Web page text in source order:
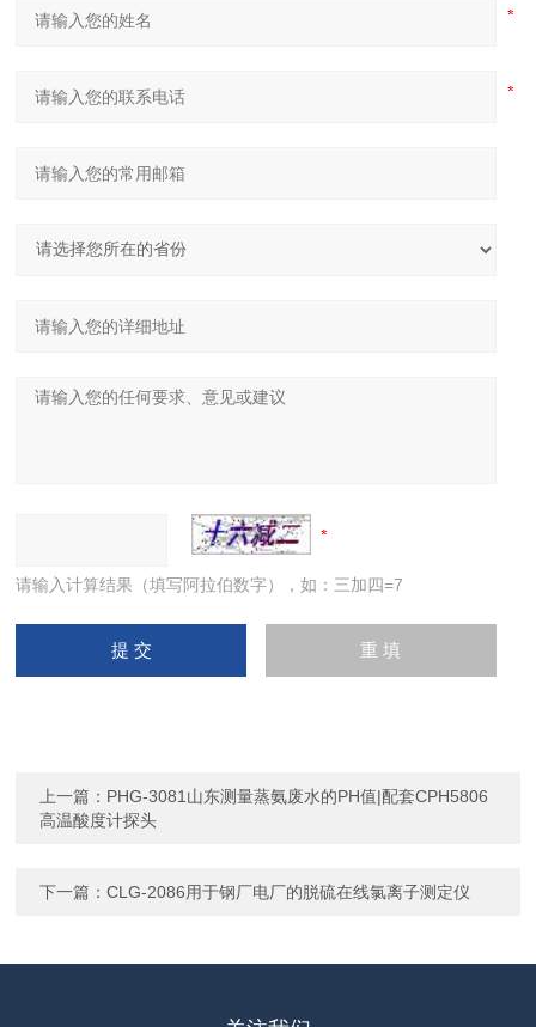
请输入计算结果（填写阿拉伯数字），如：三加四=7
上一篇： PHG-3081山东测量蒸氨废水的PH值|配套CPH5806
高温酸度计探头
下一篇：CLG-2086用于钢厂电厂的脱硫在线氯离子测定仪